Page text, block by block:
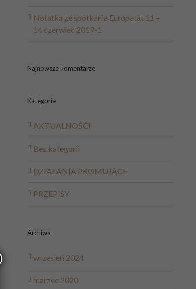
Notatka ze spotkania Europatat 11 –
14 czerwiec 2019-1
Najnowsze komentarze
Kategorie
AKTUALNOŚĆI
Bez kategorii
DZIAŁANIA PROMUJĄCE
PRZEPISY
Archiwa
wrzesień 2024
marzec 2020